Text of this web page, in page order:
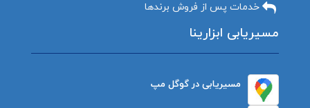
خدمات پس از فروش برندها
مسیریابی ابزارینا
مسیریابی در گوگل مپ